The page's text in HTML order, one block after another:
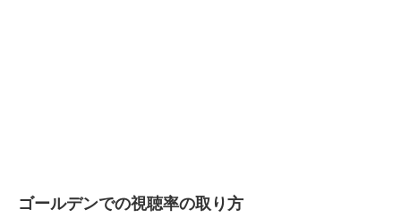
ゴールデンでの視聴率の取り方